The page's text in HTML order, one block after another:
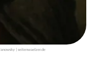
| seitenwaelzer.de